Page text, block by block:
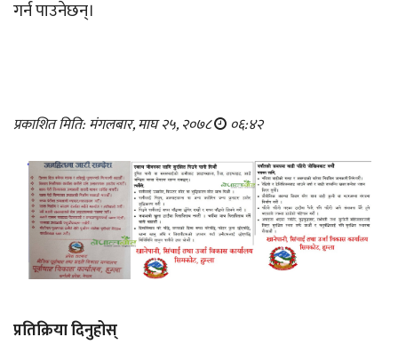
गर्न पाउनेछन्।
प्रकाशित मिति: मंगलबार, माघ २५, २०७८ ०६:४२
प्रतिक्रिया दिनुहोस्